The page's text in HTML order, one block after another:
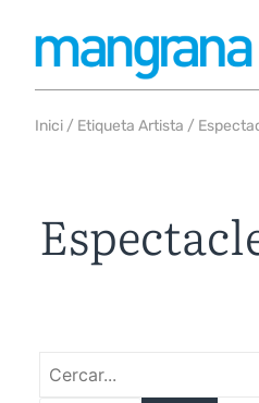
Inici / Etiqueta Artista /